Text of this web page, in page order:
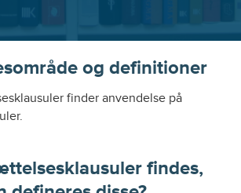
og definitioner
finder anvendelse på
findes,